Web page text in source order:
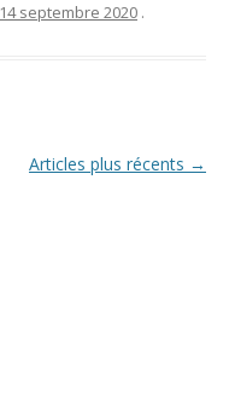
14 septembre 2020 .
Articles plus récents →